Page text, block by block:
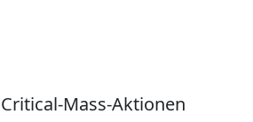
Critical-Mass-Aktionen